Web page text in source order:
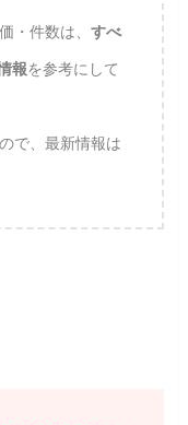
・件数は、すべ
報を参考にして
で、最新情報は